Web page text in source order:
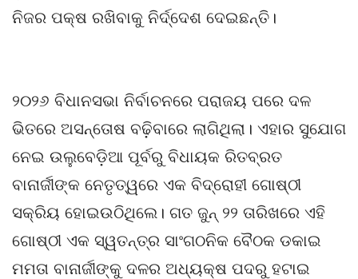
ନିଜର ପକ୍ଷ ରଖିବାକୁ ନିର୍ଦ୍ଦେଶ ଦେଇଛନ୍ତି।
୨୦୨୬ ବିଧାନସଭା ନିର୍ବାଚନରେ ପରାଜୟ ପରେ ଦଳ
ଭିତରେ ଅସନ୍ତୋଷ ବଢ଼ିବାରେ ଲାଗିଥିଲା। ଏହାର ସୁଯୋଗ
ନେଇ ଉଲୁବେଡ଼ିଆ ପୂର୍ବରୁ ବିଧାୟକ ରିତବ୍ରତ
ବାନାର୍ଜୀଙ୍କ ନେତୃତ୍ୱରେ ଏକ ବିଦ୍ରୋହୀ ଗୋଷ୍ଠୀ
ସକ୍ରିୟ ହୋଇଉଠିଥିଲେ। ଗତ ଜୁନ୍ ୨୨ ତାରିଖରେ ଏହି
ଗୋଷ୍ଠୀ ଏକ ସ୍ୱତନ୍ତ୍ର ସାଂଗଠନିକ ବୈଠକ ଡକାଇ
ମମତା ବାନାର୍ଜୀଙ୍କୁ ଦଳର ଅଧ୍ୟକ୍ଷ ପଦରୁ ହଟାଇ